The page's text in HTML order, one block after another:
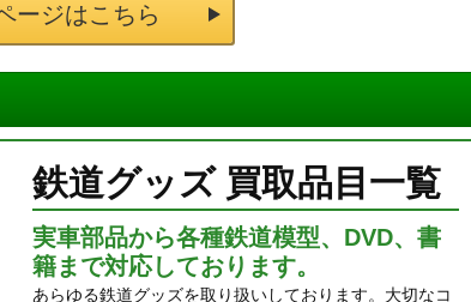
ージはこちら
鉄道グッズ 買取品目一覧
実車部品から各種鉄道模型、DVD、書
籍まで対応しております。
あらゆる鉄道グッズを取り扱いしております。大切なコ